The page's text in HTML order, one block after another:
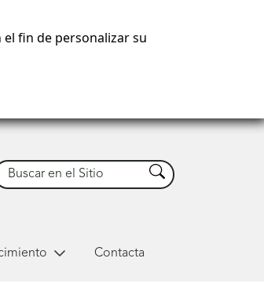
el fin de personalizar su
Buscar
Contacta